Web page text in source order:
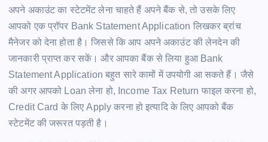
अपने अकाउंट का स्टेटमेंट लेना चाहते हैं अपने बैंक से, तो उसके लिए
आपको एक प्रॉपर Bank Statement Application लिखकर ब्रांच
मैनेजर को देना होता है। जिससे कि आप अपने अकाउंट की लेनदेन की
जानकारी प्राप्त कर सकें। और आपका बैंक से लिया हुआ Bank
Statement Application बहुत सारे कामों में उपयोगी आ सकते हैं। जैसे
की अगर आपको Loan लेना हो, Income Tax Return फाइल करना हो,
Credit Card के लिए Apply करना हो इत्यादि के लिए आपको बैंक
स्टेटमेंट की जरूरत पड़ती है।